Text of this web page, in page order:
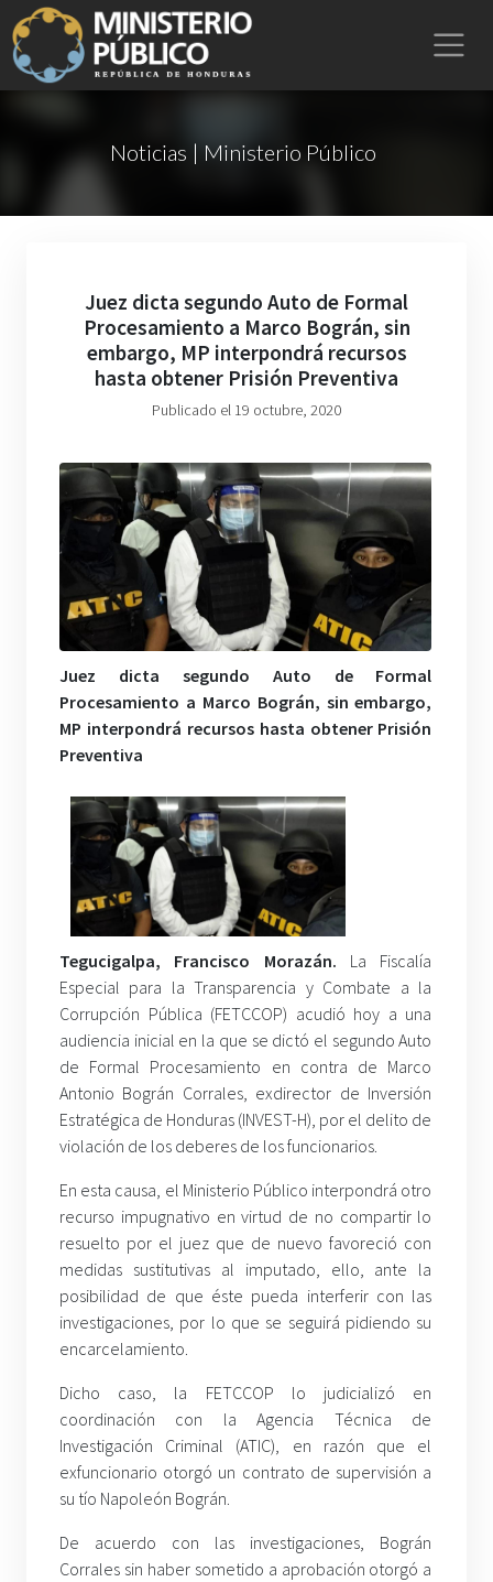
Noticias | Ministerio Público
Juez dicta segundo Auto de Formal
Procesamiento a Marco Bográn, sin
embargo, MP interpondrá recursos
hasta obtener Prisión Preventiva
Publicado el 19 octubre, 2020
Juez dicta segundo Auto de Formal
Procesamiento a Marco Bográn, sin embargo,
MP interpondrá recursos hasta obtener Prisión
Preventiva
Tegucigalpa, Francisco Morazán. La Fiscalía
Especial para la Transparencia y Combate a la
Corrupción Pública (FETCCOP) acudió hoy a una
audiencia inicial en la que se dictó el segundo Auto
de Formal Procesamiento en contra de Marco
Antonio Bográn Corrales, exdirector de Inversión
Estratégica de Honduras (INVEST-H), por el delito de
violación de los deberes de los funcionarios.
En esta causa, el Ministerio Público interpondrá otro
recurso impugnativo en virtud de no compartir lo
resuelto por el juez que de nuevo favoreció con
medidas sustitutivas al imputado, ello, ante la
posibilidad de que éste pueda interferir con las
investigaciones, por lo que se seguirá pidiendo su
encarcelamiento.
Dicho caso, la FETCCOP lo judicializó en
coordinación con la Agencia Técnica de
Investigación Criminal (ATIC), en razón que el
exfuncionario otorgó un contrato de supervisión a
su tío Napoleón Bográn.
De acuerdo con las investigaciones, Bográn
Corrales sin haber sometido a aprobación otorgó a